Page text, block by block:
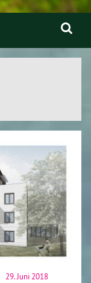
29. Juni 2018